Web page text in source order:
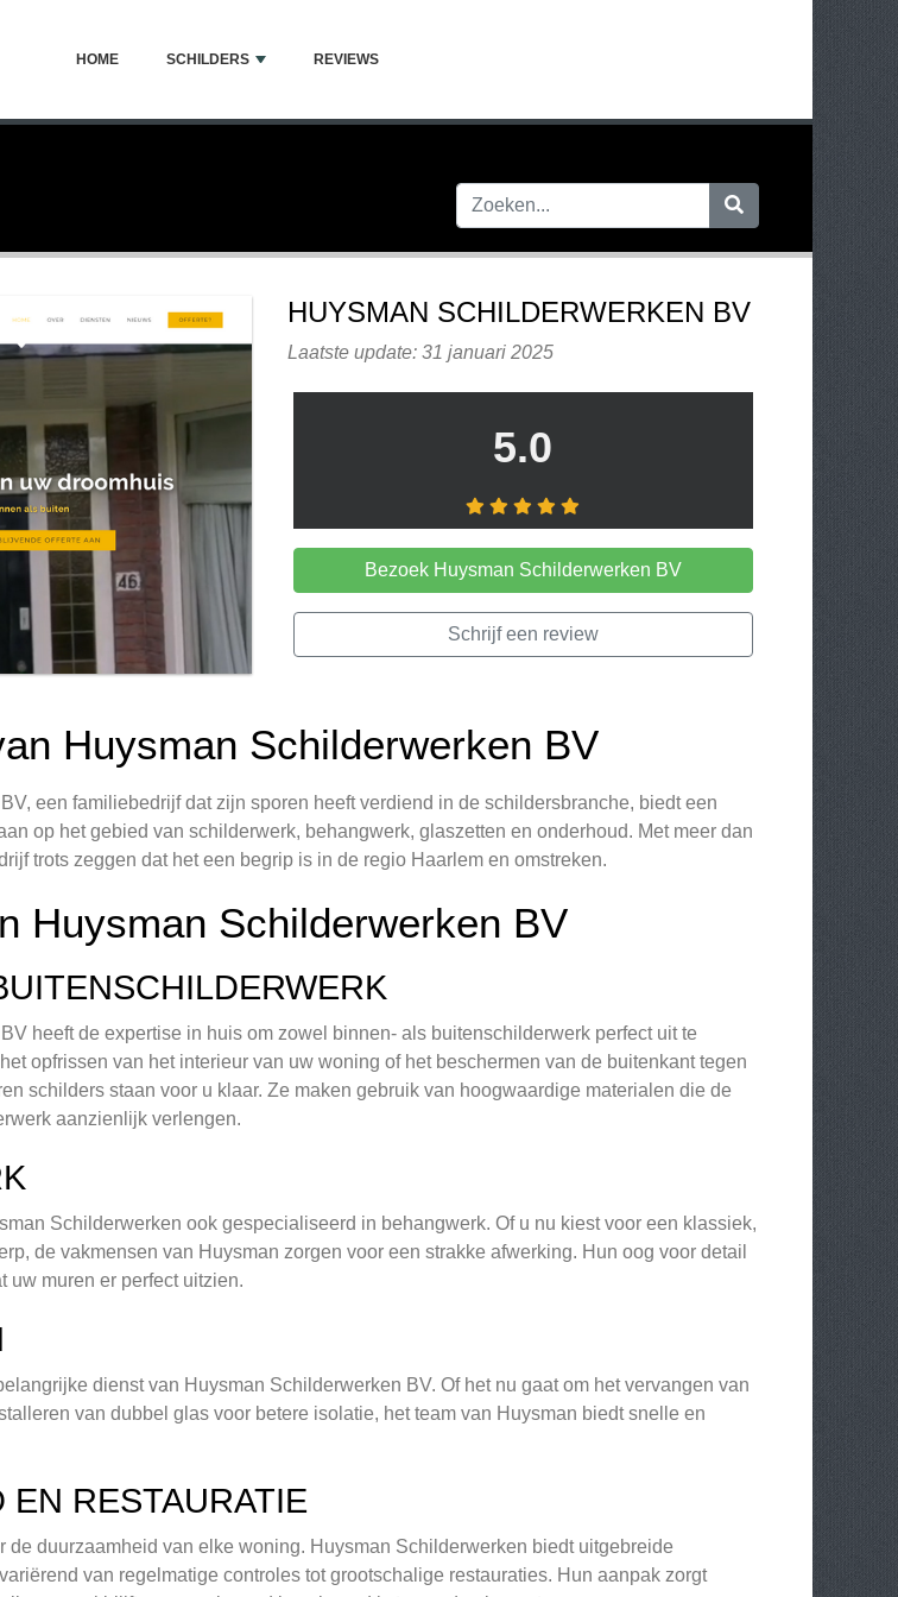
HOME SCHILDERS REVIEWS
HUYSMAN SCHILDERWERKEN BV
Laatste update: 31 januari 2025
5.0
Bezoek Huysman Schilderwerken BV
Schrijf een review
Huysman Schilderwerken BV
een familiebedrijf dat zijn sporen heeft verdiend in de schildersbranche, biedt een
op het gebied van schilderwerk, behangwerk, glaszetten en onderhoud. Met meer dan
trots zeggen dat het een begrip is in de regio Haarlem en omstreken.
Huysman Schilderwerken BV
heeft de expertise in huis om zowel binnen- als buitenschilderwerk perfect uit te
opfrissen van het interieur van uw woning of het beschermen van de buitenkant tegen
schilders staan voor u klaar. Ze maken gebruik van hoogwaardige materialen die de
aanzienlijk verlengen.
Schilderwerken ook gespecialiseerd in behangwerk. Of u nu kiest voor een klassiek,
de vakmensen van Huysman zorgen voor een strakke afwerking. Hun oog voor detail
uw muren er perfect uitzien.
dienst van Huysman Schilderwerken BV. Of het nu gaat om het vervangen van
van dubbel glas voor betere isolatie, het team van Huysman biedt snelle en
EN RESTAURATIE
de duurzaamheid van elke woning. Huysman Schilderwerken biedt uitgebreide
van regelmatige controles tot grootschalige restauraties. Hun aanpak zorgt